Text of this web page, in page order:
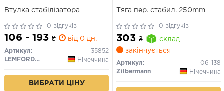
Втулка стабілізатора
0 відгуків
106 - 193 ₴ від 0 дн.
Артикул:
35852
LEMFORDER
Німеччина
ВИБРАТИ ЦІНУ
Тяга пер. стабил. 250mm
0 відгуків
303 ₴
склад
закінчується
Артикул:
06-138
Zilbermann
Німеччина